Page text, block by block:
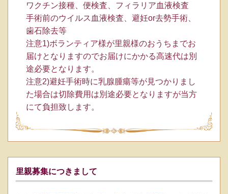
ワクチン接種、便検査、フィラリア血液検査
手術前のウイルス血液検査、避妊or去勢手術、
歯石除去等
注意1)ボランティア様が里親様のおうちまでお
届けとなりますのでお届けにかかる高速代は別
途必要となります。
注意2)避妊手術時に乳腺腫瘍等が見つかりまし
た場合は切除費用は別途必要となりますが当方
にて負担致します。
里親募集につきまして